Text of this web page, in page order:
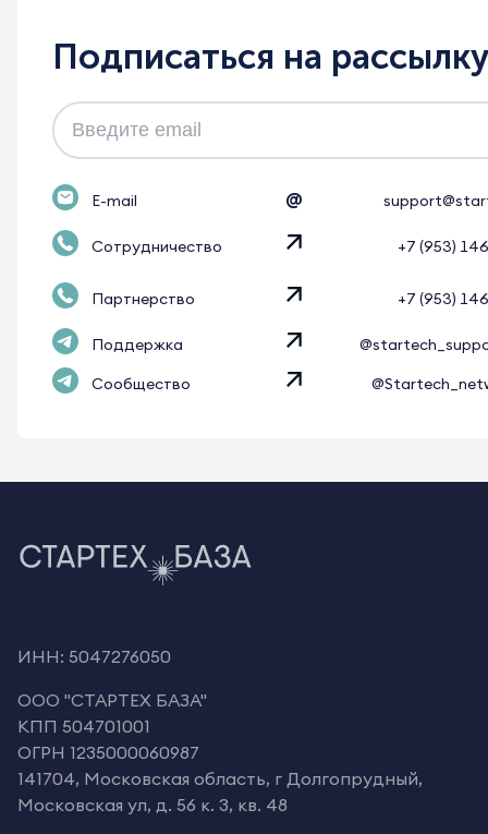
Подписаться на рассылку
E-mail @
Сотрудничество +7 (953)
Партнерство +7 (953)
Поддержка
Сообщество
ИНН: 5047276050
OOO "СТАРТЕХ БАЗА"
КПП 504701001
ОГРН 1235000060987
141704, Московская область, г Долгопрудный,
Московская ул, д. 56 к. 3, кв. 48